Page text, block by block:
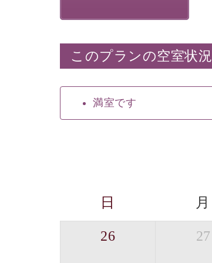
このプランの空室状況
満室です
日 月
26 27